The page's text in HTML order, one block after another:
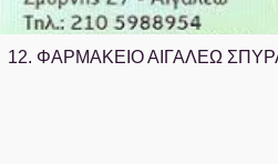
12. ΦΑΡΜΑΚΕΙΟ ΑΙΓΑΛΕΩ